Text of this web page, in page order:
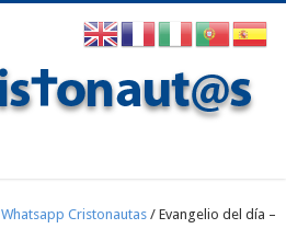
Cristonautas / Evangelio del día –